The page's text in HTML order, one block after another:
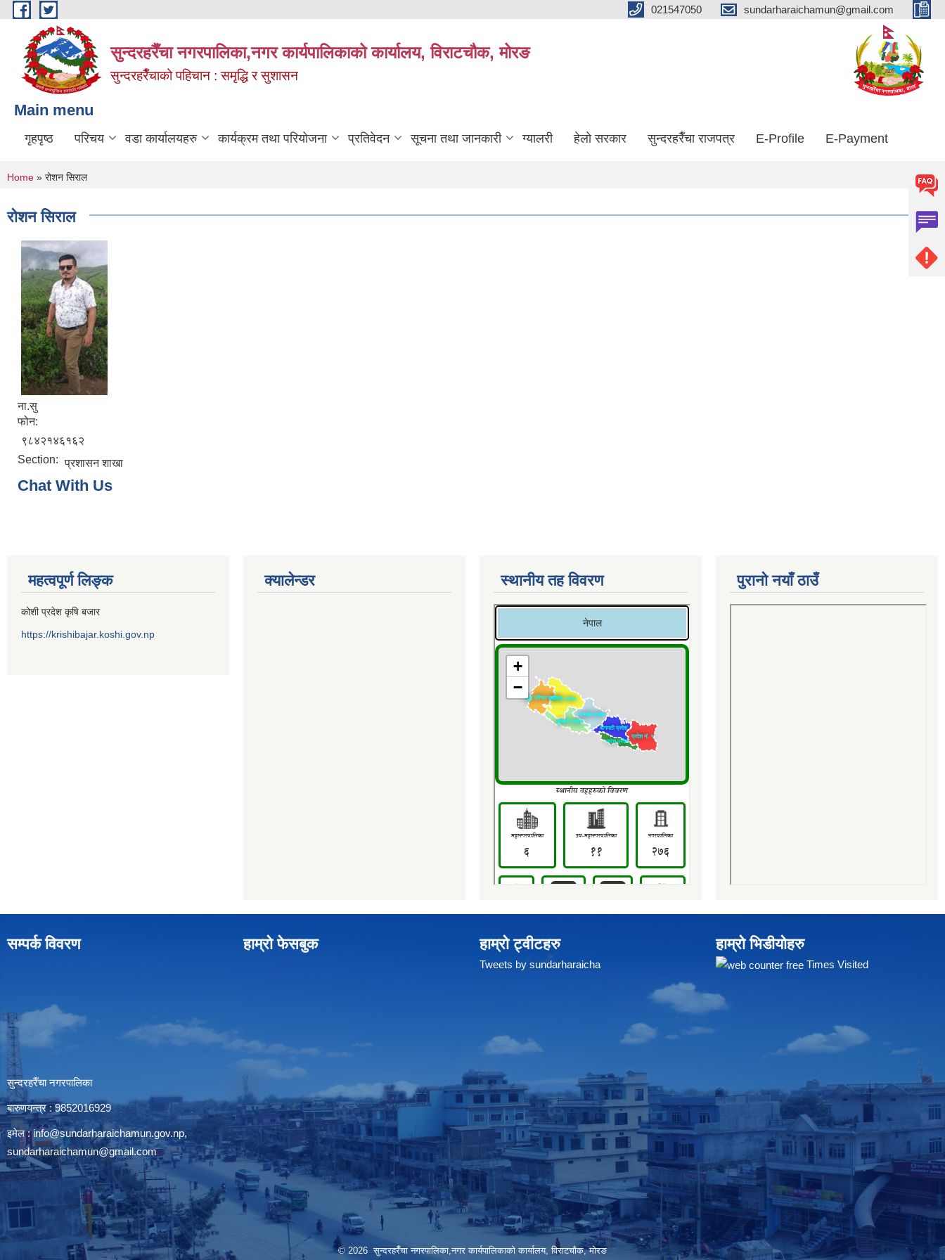
Skip to main content 021547050 sundarharaichamun@gmail.com
सुन्दरहरैँचा नगरपालिका,नगर कार्यपालिकाको कार्यालय, विराटचौक, मोरङ
सुन्दरहरैँचाको पहिचान : समृद्धि र सुशासन
Main menu
गृहपृष्ठ परिचय वडा कार्यालयहरु कार्यक्रम तथा परियोजना प्रतिवेदन सूचना तथा जानकारी ग्यालरी हेलो सरकार सुन्दरहरैँचा राजपत्र E-Profile E-Payment
You are here
Home » रोशन सिराल
रोशन सिराल
ना.सु
फोन:
९८४२१४६१६२
Section: प्रशासन शाखा
Chat With Us
महत्वपूर्ण लिङ्क
कोशी प्रदेश कृषि बजार
https://krishibajar.koshi.gov.np
क्यालेन्डर स्थानीय तह विवरण पुरानो नयाँ ठाउँ
सम्पर्क विवरण
सुन्दरहरैँचा नगरपालिका
बारुणयन्त्र : 9852016929
इमेल :info@sundarharaichamun.gov.np,
sundarharaichamun@gmail.com
हाम्रो फेसबुक हाम्रो ट्वीटहरु
Tweets by sundarharaicha
हाम्रो भिडीयोहरु
Times Visited
© 2026 सुन्दरहरैँचा नगरपालिका,नगर कार्यपालिकाको कार्यालय, विराटचौक, मोरङ